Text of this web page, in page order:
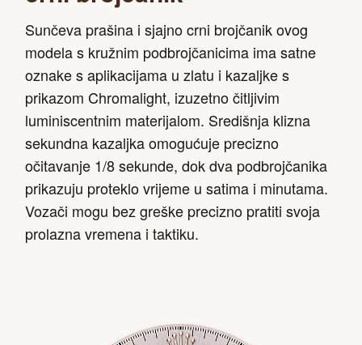
Sunčeva prašina i sjajno crni brojčanik ovog
modela s kružnim podbrojčanicima ima satne
oznake s aplikacijama u zlatu i kazaljke s
prikazom Chromalight, izuzetno čitljivim
luminiscentnim materijalom. Središnja klizna
sekundna kazaljka omogućuje precizno
očitavanje 1/8 sekunde, dok dva podbrojčanika
prikazuju proteklo vrijeme u satima i minutama.
Vozači mogu bez greške precizno pratiti svoja
prolazna vremena i taktiku.